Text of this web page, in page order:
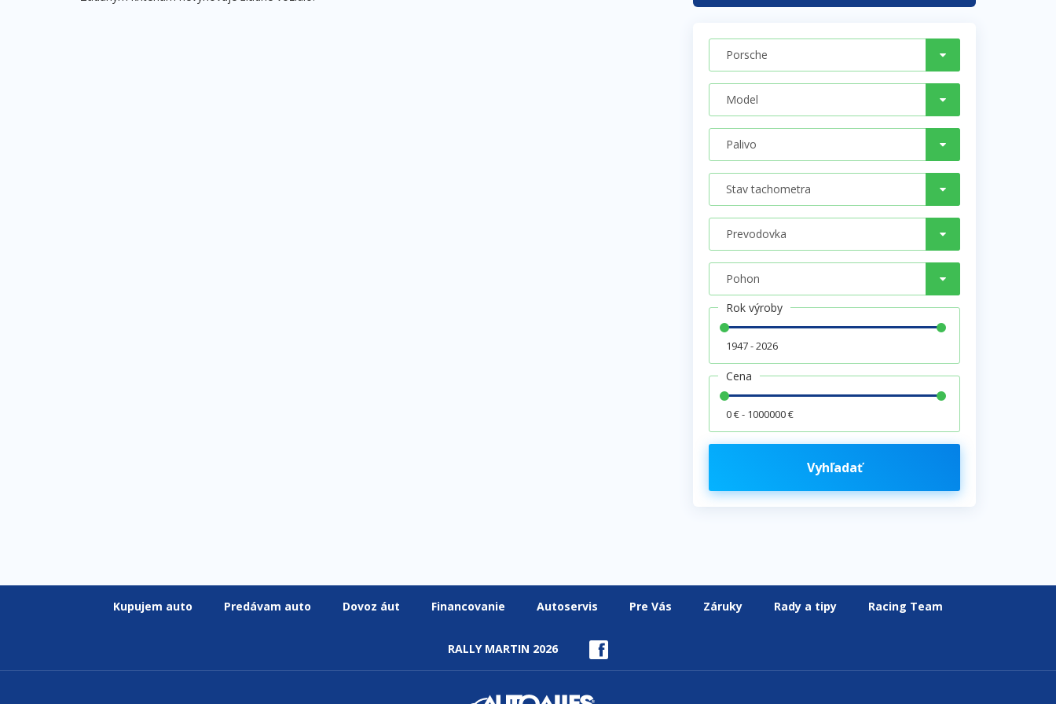
Rok výroby
1947 - 2026
Cena
0 € - 1000000 €
Vyhľadať
Kupujem auto Predávam auto Dovoz áut Financovanie Autoservis Pre Vás Záruky Rady a tipy Racing Team
RALLY MARTIN 2026